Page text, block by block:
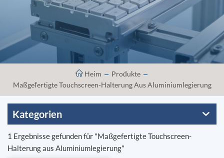
Heim
Produkte
Maßgefertigte Touchscreen-Halterung Aus Aluminiumlegierung
Kategorien
1 Ergebnisse gefunden für "Maßgefertigte Touchscreen-
Halterung aus Aluminiumlegierung"